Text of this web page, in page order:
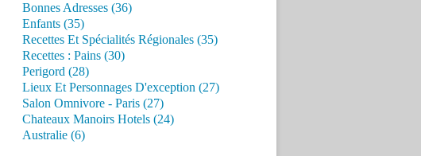
Bonnes Adresses (36)
Enfants (35)
Recettes Et Spécialités Régionales (35)
Recettes : Pains (30)
Perigord (28)
Lieux Et Personnages D'exception (27)
Salon Omnivore - Paris (27)
Chateaux Manoirs Hotels (24)
Australie (6)